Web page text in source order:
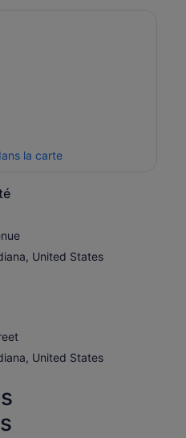
la carte
United States
United States